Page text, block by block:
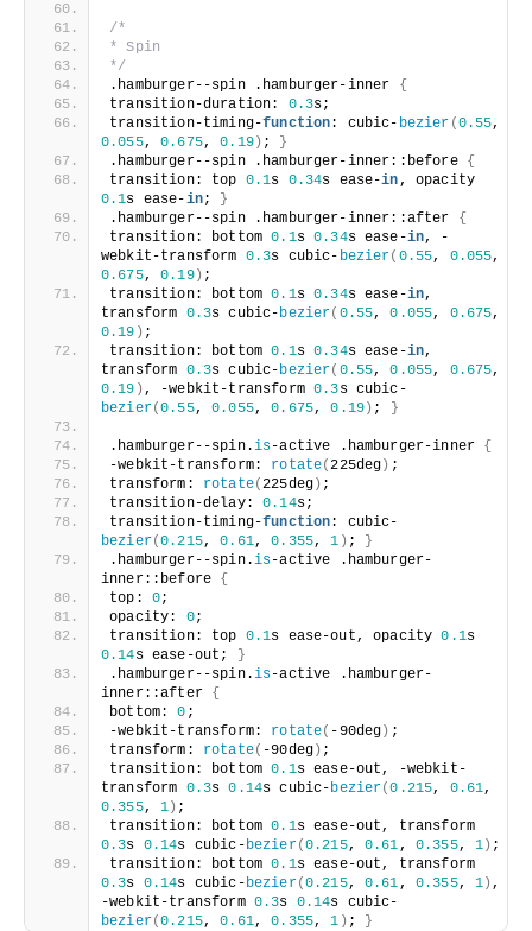
/*
* Spin
*/
.hamburger--spin .hamburger-inner {
transition-duration: 0.3s;
transition-timing-function: cubic- bezier (0.55
0.055, 0.675, 0.19) ; }
.hamburger--spin .hamburger-inner::before {
transition: top 0.1s 0.34s ease-in
0.1s ease-in; }
.hamburger--spin .hamburger-inner::after {
transition: bottom 0.1s 0.34s ease-in, -
webkit-transform 0.3s cubic- bezier( 0.55, 0.055
0.675, 0.19) ;
transition: bottom 0.1s 0.34s ease-in,
transform 0.3s cubic- bezier( 0.55, 0.055, 0.675
0.19 ) ;
transition: bottom 0.1s 0.34s ease-in,
transform 0.3s cubic- bezier( 0.55, 0.055, 0.675
0.19 ) , -webkit-transform 0.3s cubic-
bezier(0.55, 0.055, 0.675, 0.19) ; }
.hamburger--spin.is-active .hamburger-inner {
-webkit-transform: rotate(225deg) ;
transform: rotate(225deg) ;
transition-delay: 0.14s;
transition-timing-function: cubic-
bezier(0.215, 0.61, 0.355, 1 ) ; }
.hamburger--spin.is-active .hamburger-
inner::before {
top: 0;
opacity: 0;
transition: top 0.1s ease-out, opacity 0.1
0.14s ease-out;
}
.hamburger--spin.is-active .hamburger-
inner::after {
bottom: 0 ;
-webkit-transform: rotate( -90deg) ;
transform: rotate( -90deg) ;
transition: bottom 0.1s ease-out, -webkit-
transform 0.3s 0.14s cubic- bezier(0.215, 0.61
0.355, 1) ;
transition: bottom 0.1
0.3s 0.14s cubic- bezier(0.215, 0.61 , 0.355, 1) ;
transition: bottom 0.1
0.3s 0.14s cubic- bezier(0.215, 0.61 , 0.355, 1) ,
-webkit-transform 0.3s 0.14s cubic-
bezier(0.215, 0.61, 0.355, 1 ) ; }